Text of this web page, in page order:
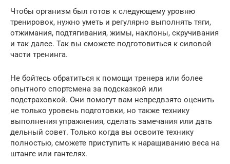
Чтобы организм был готов к следующему уровню
тренировок, нужно уметь и регулярно выполнять тяги,
отжимания, подтягивания, жимы, наклоны, скручивания
и так далее. Так вы сможете подготовиться к силовой
части тренинга.
Не бойтесь обратиться к помощи тренера или более
опытного спортсмена за подсказкой или
подстраховкой. Они помогут вам непредвзято оценить
не только уровень подготовки, но также технику
выполнения упражнения, сделать замечания или дать
дельный совет. Только когда вы освоите технику
полностью, сможете приступить к наращиванию веса на
штанге или гантелях.